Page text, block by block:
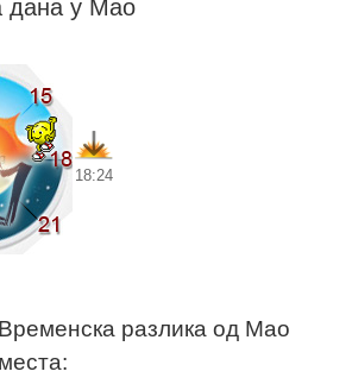
дана у Mao
18:24
Временска разлика од Mao
места: